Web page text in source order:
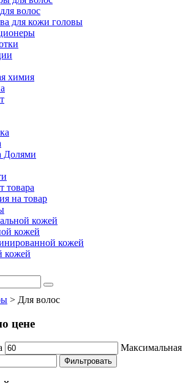
волос
для кожи головы
химия
Долями
товара
на товар
кожей
кожей
кожей
кожей
> Для волос
цене
Максимальная
Фильтровать